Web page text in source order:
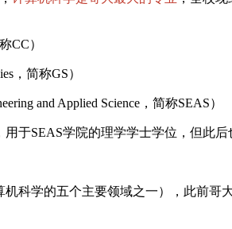
CC）
，简称GS）
and Applied Science，简称SEAS）
于SEAS学院的理学学士学位，但此后
科学的五个主要领域之一），此前